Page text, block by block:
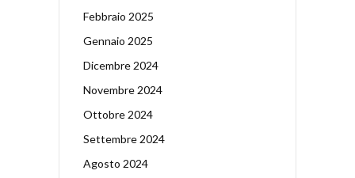
Febbraio 2025
Gennaio 2025
Dicembre 2024
Novembre 2024
Ottobre 2024
Settembre 2024
Agosto 2024